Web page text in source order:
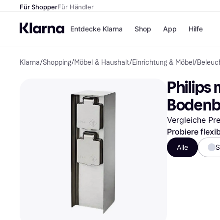
Für ShopperFür Händler
Entdecke Klarna
Zahlungsmethoden
Sofort bezahlen
Bezahle in 3
Teilzahlungen
Bezahle in bis zu 30
Ratenzahlung
Shop
Shops
H&M
Temu
Alle Shops
App Hilfe
Klarna/Shopping/Möbel & Haushalt/Einrichtung & Möbel /
Philips
Vergleiche
Probiere
Alle